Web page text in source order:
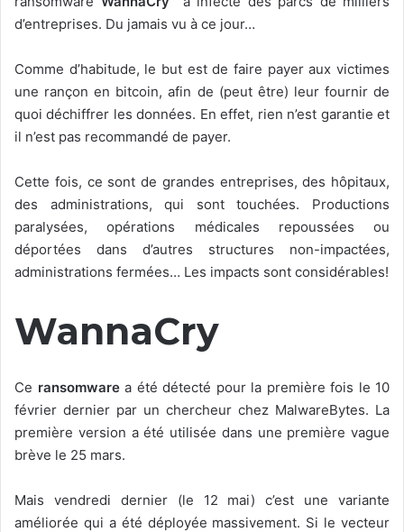
d’entreprises. Du jamais vu à ce jour…
Comme d’habitude, le but est de faire payer aux victimes
une rançon en bitcoin, afin de (peut être) leur fournir de
quoi déchiffrer les données. En effet, rien n’est garantie et
il n’est pas recommandé de payer.
Cette fois, ce sont de grandes entreprises, des hôpitaux,
des administrations, qui sont touchées. Productions
paralysées, opérations médicales repoussées ou
déportées dans d’autres structures non-impactées,
administrations fermées… Les impacts sont considérables!
WannaCry
Ce ransomwarea été détecté pour la première fois le 10
février dernier par un chercheur chez MalwareBytes. La
première version a été utilisée dans une première vague
brève le 25 mars.
Mais vendredi dernier (le 12 mai) c’est une variante
améliorée qui a été déployée massivement. Si le vecteur